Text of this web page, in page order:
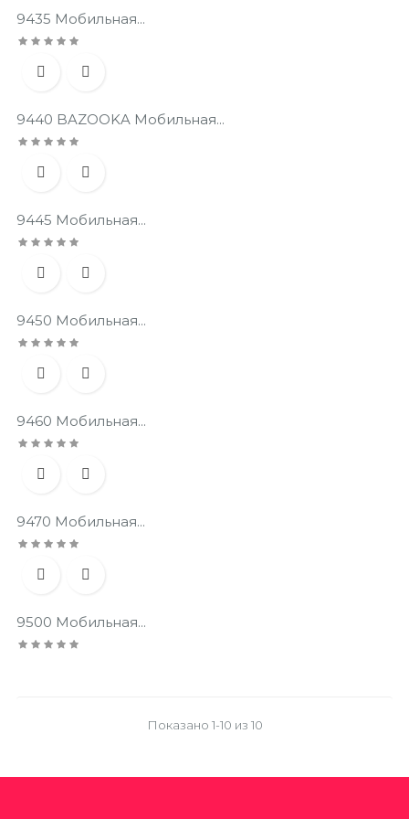
9435 Мобильная...
 
9440 BAZOOKA Мобильная...
 
9445 Мобильная...
 
9450 Мобильная...
 
9460 Мобильная...
 
9470 Мобильная...
 
9500 Мобильная...
Показано 1-10 из 10